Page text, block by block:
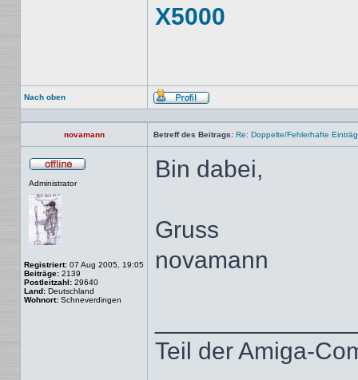
X5000
Nach oben
Profil
novamann Betreff des Beitrags: Re: Doppelte/Fehlerhafte
Administrator
Registriert: 07 Aug 2005, 19:05
Beiträge: 2139
Postleitzahl: 29640
Land: Deutschland
Wohnort: Schneverdingen
Bin dabei,
Gruss
novamann
Teil der Amiga-